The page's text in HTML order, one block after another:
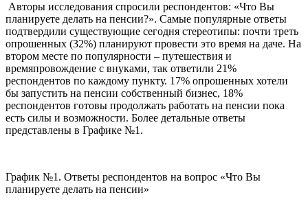
Авторы исследования спросили респондентов: «Что Вы
планируете делать на пенсии?». Самые популярные ответы
подтвердили существующие сегодня стереотипы: почти треть
опрошенных (32%) планируют провести это время на даче. На
втором месте по популярности – путешествия и
времяпровождение с внуками, так ответили 21%
респондентов по каждому пункту. 17% опрошенных хотели
бы запустить на пенсии собственный бизнес, 18%
респондентов готовы продолжать работать на пенсии пока
есть силы и возможности. Более детальные ответы
представлены в Графике №1.
График №1. Ответы респондентов на вопрос «Что Вы
планируете делать на пенсии»